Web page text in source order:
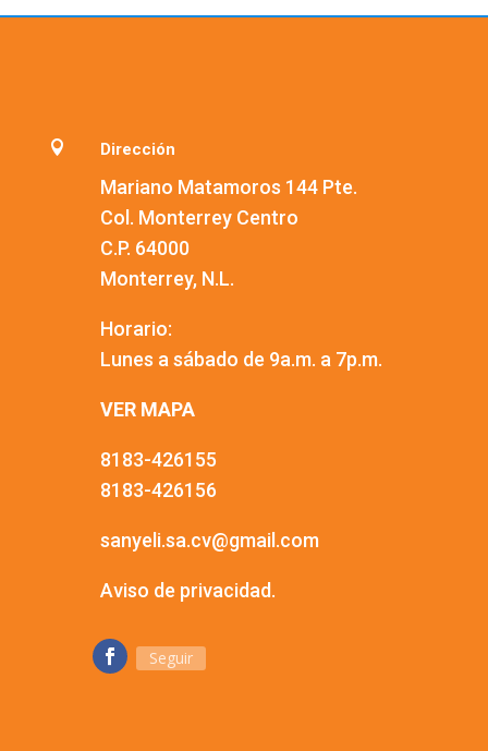
 Dirección
Mariano Matamoros 144 Pte.
Col. Monterrey Centro
C.P. 64000
Monterrey, N.L.
Horario:
Lunes a sábado de 9a.m. a 7p.m.
VER MAPA
8183-426155
8183-426156
sanyeli.sa.cv@gmail.com
Aviso de privacidad.
Seguir